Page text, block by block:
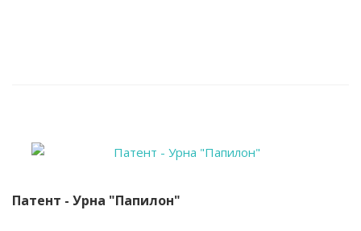
Патент - Урна "Папилон"